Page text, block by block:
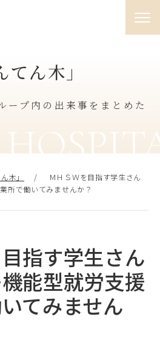
ん木」
ープ内の出来事をまとめた
木」
ＭＨＳＷを目指す学生さん
所で働いてみませんか？
指す学生さん
能型就労支援
てみません